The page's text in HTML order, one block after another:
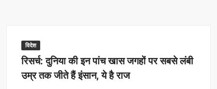
विदेश
रिसर्च: दुनिया की इन पांच खास जगहों पर सबसे लंबी
उम्र तक जीते हैं इंसान, ये है राज